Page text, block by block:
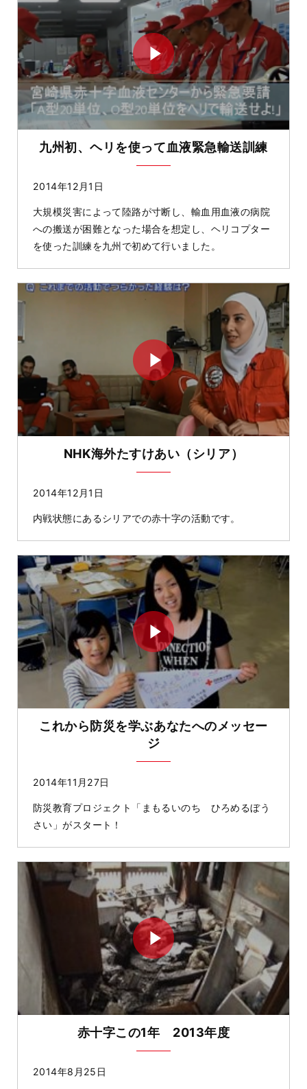
九州初、ヘリを使って血液緊急輸送訓練
2014年12月1日
大規模災害によって陸路が寸断し、輸血用血液の病院
への搬送が困難となった場合を想定­し、ヘリコプター
を使った訓練を九州で初めて行いました。
NHK海外たすけあい（シリア）
2014年12月1日
内戦状態にあるシリアでの赤十字の活動です。
これから防災を学ぶあなたへのメッセー
ジ
2014年11月27日
防災教育プロジェクト「まもるいのち ひろめるぼう
さい」がスタート！
赤十字この1年 2013年度
2014年8月25日